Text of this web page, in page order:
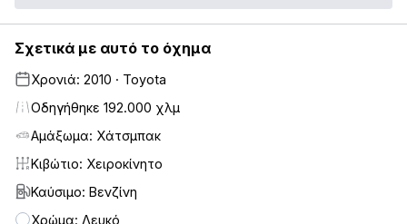
Σχετικά με αυτό το όχημα
Χρονιά: 2010 · Toyota
Οδηγήθηκε 192.000 χλμ
Αμάξωμα: Χάτσμπακ
Κιβώτιο: Χειροκίνητο
Καύσιμο: Βενζίνη
Χρώμα: Λευκό